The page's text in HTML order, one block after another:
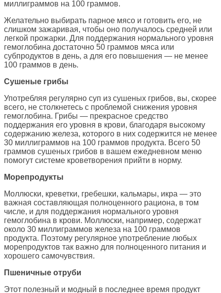
миллиграммов на 100 граммов.
Желательно выбирать парное мясо и готовить его, не
слишком зажаривая, чтобы оно получалось средней или
легкой прожарки. Для поддержания нормального уровня
гемоглобина достаточно 50 граммов мяса или
субпродуктов в день, а для его повышения — не менее
100 граммов в день.
Сушеные грибы
Употребляя регулярно суп из сушеных грибов, вы, скорее
всего, не столкнетесь с проблемой снижения уровня
гемоглобина. Грибы — прекрасное средство
поддержания его уровня в крови, благодаря высокому
содержанию железа, которого в них содержится не менее
30 миллиграммов на 100 граммов продукта. Всего 50
граммов сушеных грибов в вашем ежедневном меню
помогут системе кроветворения прийти в норму.
Морепродукты
Моллюски, креветки, гребешки, кальмары, икра — это
важная составляющая полноценного рациона, в том
числе, и для поддержания нормального уровня
гемоглобина в крови. Моллюски, например, содержат
около 30 миллиграммов железа на 100 граммов
продукта. Поэтому регулярное употребление любых
морепродуктов так важно для полноценного питания и
хорошего самочувствия.
Пшеничные отруби
Этот полезный и модный в последнее время продукт